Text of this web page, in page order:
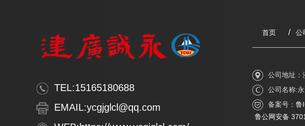
TEL:15165180688
EMAIL:ycgjglcl@qq.com
首页 公
公司地址：
公司名称:
备案号： 鲁
鲁公网安备